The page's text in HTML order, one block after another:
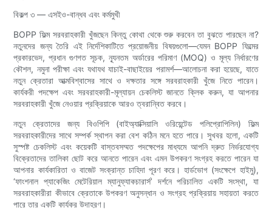
বিকল্প ৩ — এসইও-বান্ধব এবং কর্মমুখী
BOPP ফিল্ম সরবরাহকারী খুঁজছেন কিন্তু কোথা থেকে শুরু করবেন তা বুঝতে পারছেন না?
নতুনদের জন্য তৈরি এই নির্দেশিকাটিতে প্রয়োজনীয় বিষয়গুলো—যেমন BOPP ফিল্মের
প্রকারভেদ, প্রধান গুণগত সূচক, ন্যূনতম অর্ডারের পরিমাণ (MOQ) ও মূল্য নির্ধারণের
কৌশল, নমুনা পরীক্ষা এবং যথাযথ যাচাই-বাছাইয়ের পরামর্শ—আলোচনা করা হয়েছে, যাতে
নতুন ক্রেতারা আত্মবিশ্বাসের সাথে ও দক্ষতার সঙ্গে সরবরাহকারী খুঁজে নিতে পারেন।
কার্যকরী পদক্ষেপ এবং সরবরাহকারী-মূল্যায়ন চেকলিস্ট জানতে ক্লিক করুন, যা আপনার
সরবরাহকারী খুঁজে নেওয়ার প্রক্রিয়াকে আরও ত্বরান্বিত করবে।
নতুন ক্রেতাদের জন্য বিওপিপি (বাইঅ্যাক্সিয়ালি ওরিয়েন্টেড পলিপ্রোপিলিন) ফিল্ম
সরবরাহকারীদের সাথে সম্পর্ক স্থাপন করা বেশ কঠিন মনে হতে পারে। সুখবর হলো, একটি
সুস্পষ্ট চেকলিস্ট এবং কয়েকটি বাস্তবসম্মত পদক্ষেপের মাধ্যমে আপনি দ্রুত নির্ভরযোগ্য
বিক্রেতাদের তালিকা ছোট করে আনতে পারেন এবং এমন উপকরণ সংগ্রহ করতে পারেন যা
আপনার কার্যকারিতা ও বাজেট সংক্রান্ত চাহিদা পূরণ করে। হার্ডভোগ (সংক্ষেপে হাইমু),
‘ফাংশনাল প্যাকেজিং মেটেরিয়াল ম্যানুফ্যাকচারার্স’ দর্শনে পরিচালিত একটি সংস্থা, যা
সরবরাহকারীরা কীভাবে ক্রেতাকে উপকরণ অনুসন্ধান ও সংগ্রহ প্রক্রিয়ায় সহায়তা করতে
পারে তার একটি কার্যকর উদাহরণ।